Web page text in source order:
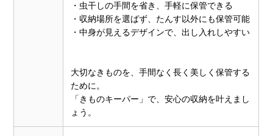
・虫干しの手間を省き、手軽に保管できる
・収納場所を選ばず、たんす以外にも保管可能
・中身が見えるデザインで、出し入れしやすい
大切なきものを、手間なく長く美しく保管する
ために。
「きものキーパー」で、安心の収納を叶えまし
ょう。